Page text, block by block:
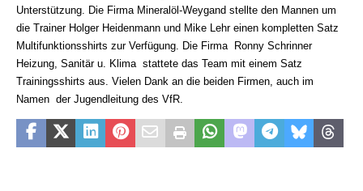
Unterstützung. Die Firma Mineralöl-Weygand stellte den Mannen um
die Trainer Holger Heidenmann und Mike Lehr einen kompletten Satz
Multifunktionsshirts zur Verfügung. Die Firma
Ronny Schrinner
Heizung, Sanitär u. Klima stattete das Team mit einem Satz
Trainingsshirts aus. Vielen Dank an die beiden Firmen, auch im
Namen der Jugendleitung des VfR.